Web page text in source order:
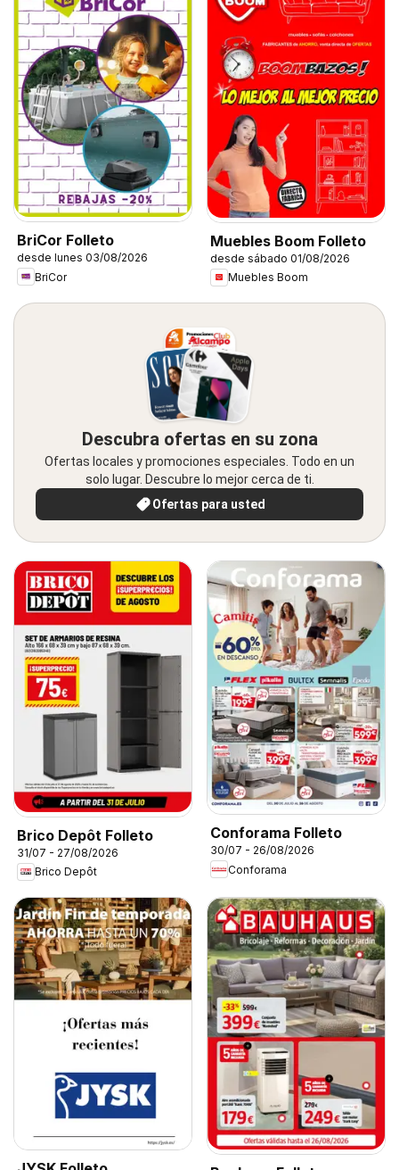
BriCor Folleto
desde lunes 03/08/2026
BriCor
Muebles Boom Folleto
desde sábado 01/08/2026
Muebles Boom
Descubra ofertas en su zona
Ofertas locales y promociones especiales. Todo en un
solo lugar. Descubre lo mejor cerca de ti.
Ofertas para usted
Brico Depôt Folleto
31/07 - 27/08/2026
Brico Depôt
Conforama Folleto
30/07 - 26/08/2026
Conforama